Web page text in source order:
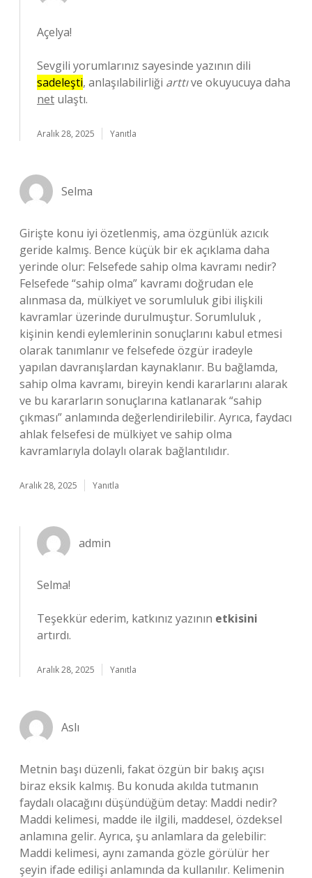
Açelya!
Sevgili yorumlarınız sayesinde yazının dili
sadeleşti, anlaşılabilirliği arttıve okuyucuya daha
net ulaştı.
Aralık 28, 2025 Yanıtla
Selma
Girişte konu iyi özetlenmiş, ama özgünlük azıcık
geride kalmış. Bence küçük bir ek açıklama daha
yerinde olur: Felsefede sahip olma kavramı nedir?
Felsefede “sahip olma” kavramı doğrudan ele
alınmasa da, mülkiyet ve sorumluluk gibi ilişkili
kavramlar üzerinde durulmuştur. Sorumluluk ,
kişinin kendi eylemlerinin sonuçlarını kabul etmesi
olarak tanımlanır ve felsefede özgür iradeyle
yapılan davranışlardan kaynaklanır. Bu bağlamda,
sahip olma kavramı, bireyin kendi kararlarını alarak
ve bu kararların sonuçlarına katlanarak “sahip
çıkması” anlamında değerlendirilebilir. Ayrıca, faydacı
ahlak felsefesi de mülkiyet ve sahip olma
kavramlarıyla dolaylı olarak bağlantılıdır.
Aralık 28, 2025 Yanıtla
admin
Selma!
Teşekkür ederim, katkınız yazının etkisini
artırdı.
Aralık 28, 2025 Yanıtla
Aslı
Metnin başı düzenli, fakat özgün bir bakış açısı
biraz eksik kalmış. Bu konuda akılda tutmanın
faydalı olacağını düşündüğüm detay: Maddi nedir?
Maddi kelimesi, madde ile ilgili, maddesel, özdeksel
anlamına gelir. Ayrıca, şu anlamlara da gelebilir:
Maddi kelimesi, aynı zamanda gözle görülür her
şeyin ifade edilişi anlamında da kullanılır. Kelimenin